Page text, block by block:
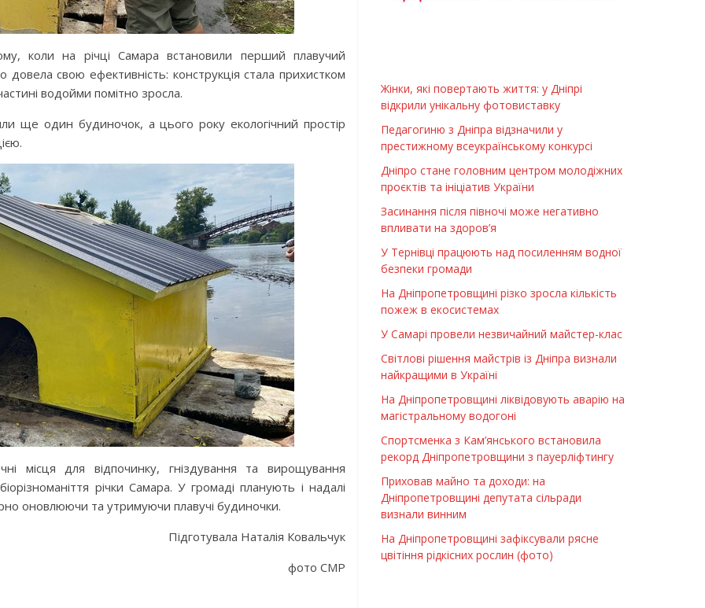
коли на річці Самара встановили перший плавучий
довела свою ефективність: конструкція стала прихистком
водойми помітно зросла.
ще один будиночок, а цього року екологічний простір
місця для відпочинку, гніздування та вирощування
річки Самара. У громаді планують і надалі
оновлюючи та утримуючи плавучі будиночки.
Підготувала Наталія Ковальчук
фото СМР
Жінки, які повертають життя: у Дніпрі
відкрили унікальну фотовиставку
Педагогиню з Дніпра відзначили у
престижному всеукраїнському конкурсі
Дніпро стане головним центром молодіжних
проєктів та ініціатив України
Засинання після півночі може негативно
впливати на здоров’я
У Тернівці працюють над посиленням водної
безпеки громади
На Дніпропетровщині різко зросла кількість
пожеж в екосистемах
У Самарі провели незвичайний майстер-клас
Світлові рішення майстрів із Дніпра визнали
найкращими в Україні
На Дніпропетровщині ліквідовують аварію на
магістральному водогоні
Спортсменка з Кам’янського встановила
рекорд Дніпропетровщини з пауерліфтингу
Приховав майно та доходи: на
Дніпропетровщині депутата сільради
визнали винним
На Дніпропетровщині зафіксували рясне
цвітіння рідкісних рослин (фото)